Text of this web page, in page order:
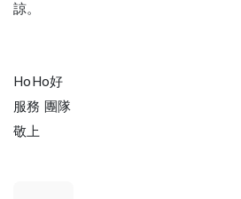
諒。
HoHo好
服務 團隊
敬上